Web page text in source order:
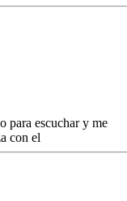
para escuchar y me
con el